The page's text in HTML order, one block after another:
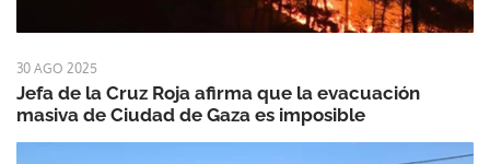
30 AGO 2025
Jefa de la Cruz Roja afirma que la evacuación
masiva de Ciudad de Gaza es imposible